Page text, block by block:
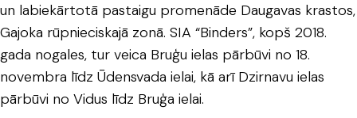
un labiekārtotā pastaigu promenāde Daugavas krastos,
Gajoka rūpnieciskajā zonā. SIA “Binders”, kopš 2018.
gada nogales, tur veica Bruģu ielas pārbūvi no 18.
novembra līdz Ūdensvada ielai, kā arī Dzirnavu ielas
pārbūvi no Vidus līdz Bruģa ielai.